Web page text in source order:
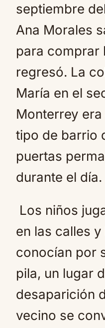
septiembre
Ana Morales
para comprar
regresó. La
María en el
Monterrey
tipo de barrio
puertas
durante el día.
Los niños
en las calles
conocían por
pila, un lugar
desaparición
vecino se